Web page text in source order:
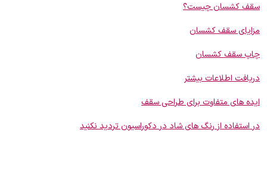
سقف کشسان چیست؟
مزایای سقف کشسان
چاپ سقف کشسان
دریافت اطلاعات بیشتر
ایده های متفاوت برای طراحی سقف
در استفاده از رنگ های شاد در دکوراسیون تردید نکنید